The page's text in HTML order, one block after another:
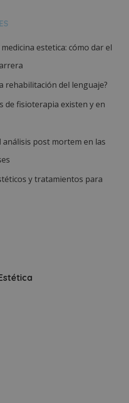
estetica: cómo dar el
rehabilitación del lenguaje?
de fisioterapia existen y en
análisis post mortem en las
y tratamientos para